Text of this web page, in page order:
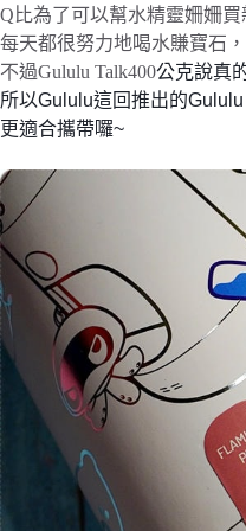
Q比為了可以幫水精靈姍姍買
每天都很努力地喝水賺寶石，
不過Gululu Talk400公克說真
所以Gululu這回推出的Gululu
更適合攜帶囉~